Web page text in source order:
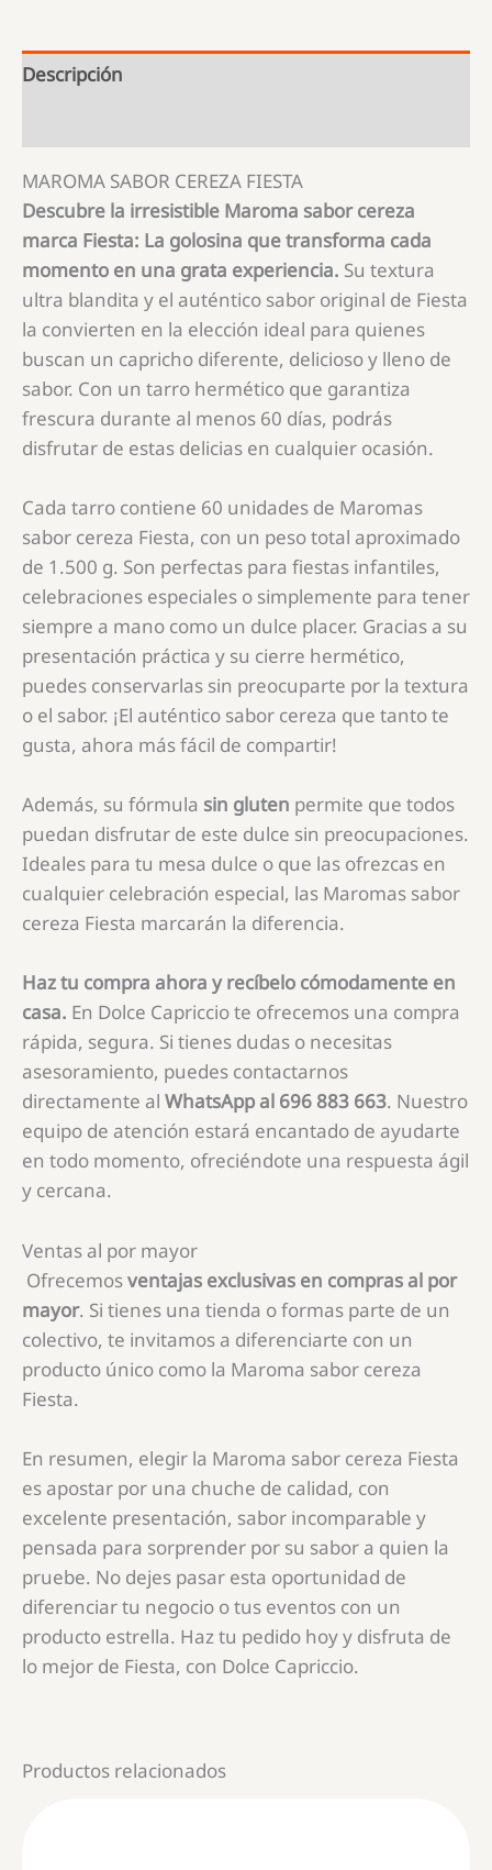
Descripción
MAROMA SABOR CEREZA FIESTA
Descubre la irresistible Maroma sabor cereza
marca Fiesta: La golosina que transforma cada
momento en una grata experiencia. Su textura
ultra blandita y el auténtico sabor original de Fiesta
la convierten en la elección ideal para quienes
buscan un capricho diferente, delicioso y lleno de
sabor. Con un tarro hermético que garantiza
frescura durante al menos 60 días, podrás
disfrutar de estas delicias en cualquier ocasión.
Cada tarro contiene 60 unidades de Maromas
sabor cereza Fiesta, con un peso total aproximado
de 1.500 g. Son perfectas para fiestas infantiles,
celebraciones especiales o simplemente para tener
siempre a mano como un dulce placer. Gracias a su
presentación práctica y su cierre hermético,
puedes conservarlas sin preocuparte por la textura
o el sabor. ¡El auténtico sabor cereza que tanto te
gusta, ahora más fácil de compartir!
Además, su fórmula sin gluten permite que todos
puedan disfrutar de este dulce sin preocupaciones.
Ideales para tu mesa dulce o que las ofrezcas en
cualquier celebración especial, las Maromas sabor
cereza Fiesta marcarán la diferencia.
Haz tu compra ahora y recíbelo cómodamente en
casa. En Dolce Capriccio te ofrecemos una compra
rápida, segura. Si tienes dudas o necesitas
asesoramiento, puedes contactarnos
directamente al WhatsApp al 696 883 663. Nuestro
equipo de atención estará encantado de ayudarte
en todo momento, ofreciéndote una respuesta ágil
y cercana.
Ventas al por mayor
Ofrecemosventajas exclusivas en compras al por
mayor. Si tienes una tienda o formas parte de un
colectivo, te invitamos a diferenciarte con un
producto único como la Maroma sabor cereza
Fiesta.
En resumen, elegir la Maroma sabor cereza Fiesta
es apostar por una chuche de calidad, con
excelente presentación, sabor incomparable y
pensada para sorprender por su sabor a quien la
pruebe. No dejes pasar esta oportunidad de
diferenciar tu negocio o tus eventos con un
producto estrella. Haz tu pedido hoy y disfruta de
lo mejor de Fiesta, con Dolce Capriccio.
Productos relacionados